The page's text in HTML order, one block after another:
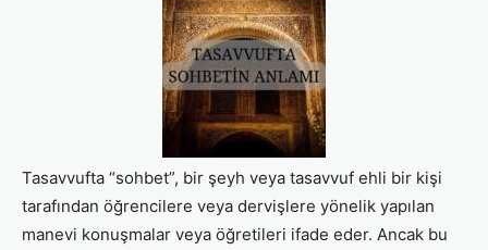
Tasavvufta “sohbet”, bir şeyh veya tasavvuf ehli bir kişi
tarafından öğrencilere veya dervişlere yönelik yapılan
manevi konuşmalar veya öğretileri ifade eder. Ancak bu